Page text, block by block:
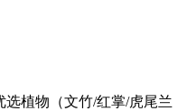
植物（文竹/红掌/虎尾兰